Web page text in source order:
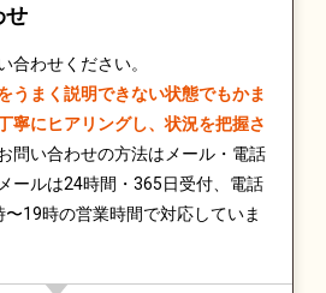
せ
合わせください。
うまく説明できない状態でもかま
寧にヒアリングし、状況を把握さ
問い合わせの方法はメール・電話
ールは24時間・365日受付、電話
19時の営業時間で対応していま